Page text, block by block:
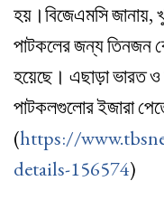
হয়।বিজেএমসি জানায়,
পাটকলের জন্য তিনজন
হয়েছে। এছাড়া ভারত
পাটকলগুলোর ইজারা
(https://
details-156574)